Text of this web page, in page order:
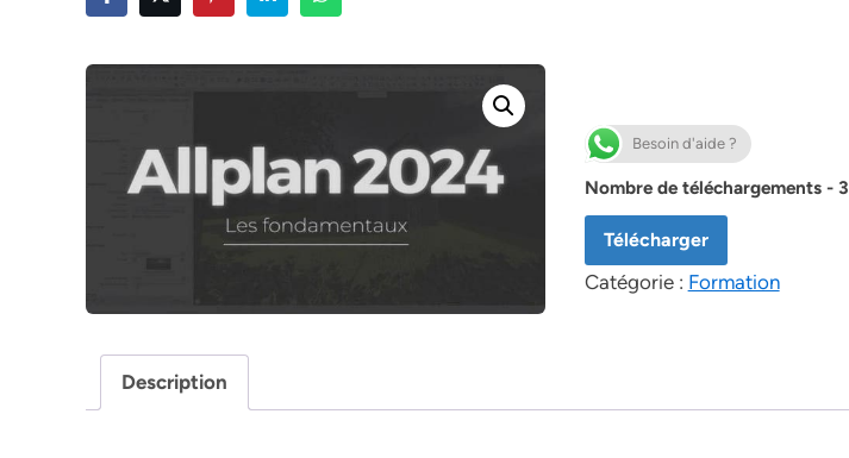
Besoin d'aide ?
Nombre de téléchargements - 3
Télécharger
Catégorie : Formation
Description